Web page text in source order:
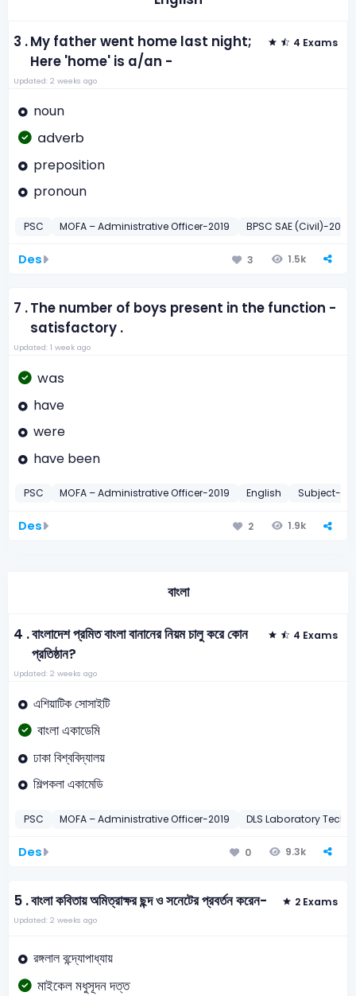
3 .My father went home last night;
Here 'home' is a/an -
4 Exams
Updated: 2 weeks ago
noun
adverb
preposition
pronoun
PSC MOFA – Administrative Officer-2019 BPSC SAE (Civil)-2017
Des 3 1.5k
7 .The number of boys present in the function -
satisfactory .
Updated: 1 week ago
was
have
were
have been
PSC MOFA – Administrative Officer-2019 English Subject-
Des 2 1.9k
বাংলা
4 .বাংলাদেশ প্রমিত বাংলা বানানের নিয়ম চালু করে কোন
প্রতিষ্ঠান?
4 Exams
Updated: 2 weeks ago
এশিয়াটিক সোসাইটি
বাংলা একাডেমি
ঢাকা বিশ্ববিদ্যালয়
শিল্পকলা একামেডি
PSC MOFA – Administrative Officer-2019 DLS Laboratory
Des 0 9.3k
5 .বাংলা কবিতায় অমিত্রাক্ষর ছন্দ ও সনেটের প্রবর্তন করেন- 2 Exams
Updated: 2 weeks ago
রঙ্গলাল বন্দ্যোপাধ্যায়
মাইকেল মধুসূদন দত্ত